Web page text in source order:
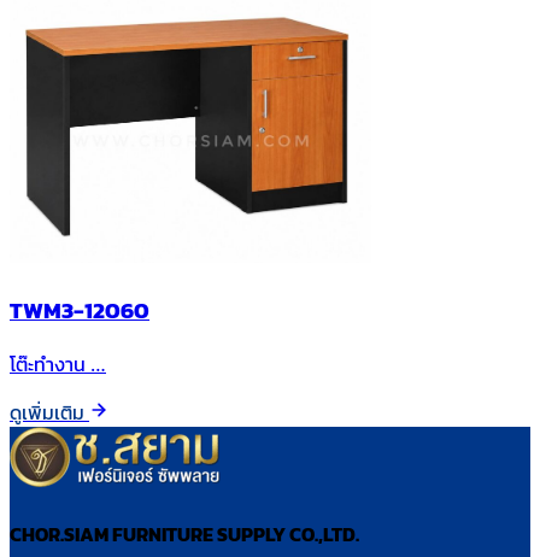
TWM3-12060
โต๊ะทำงาน …
ดูเพิ่มเติม
CHOR.SIAM FURNITURE SUPPLY CO.,LTD.